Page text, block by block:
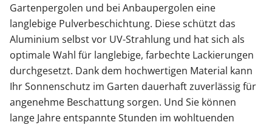
Gartenpergolen und bei Anbaupergolen eine
langlebige Pulverbeschichtung. Diese schützt das
Aluminium selbst vor UV-Strahlung und hat sich als
optimale Wahl für langlebige, farbechte Lackierungen
durchgesetzt. Dank dem hochwertigen Material kann
Ihr Sonnenschutz im Garten dauerhaft zuverlässig für
angenehme Beschattung sorgen. Und Sie können
lange Jahre entspannte Stunden im wohltuenden